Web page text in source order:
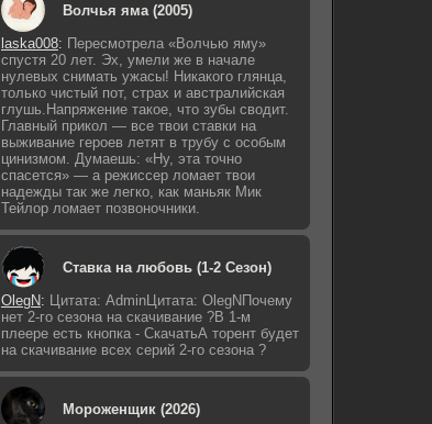
Волчья яма (2005)
laska008: Пересмотрела «Волчью яму»
спустя 20 лет. Эх, умели же в начале
нулевых снимать ужасы! Никакого глянца,
только чистый пот, страх и австралийская
глушь.Напряжение такое, что зубы сводит.
Главный прикол — все твои ставки на
выживание героев летят в трубу с особым
цинизмом. Думаешь: «Ну, эта точно
спасется» — а режиссер ломает твои
надежды так же легко, как маньяк Мик
Тейлор ломает позвоночники.
Ставка на любовь (1-2 Сезон)
OlegN: Цитата: AdminЦитата: OlegNПочему
нет 2-го сезона на скачивание ?В 1-м
плеере есть кнопка - СкачатьА торент будет
на скачивание всех серий 2-го сезона ?
Мороженщик (2026)